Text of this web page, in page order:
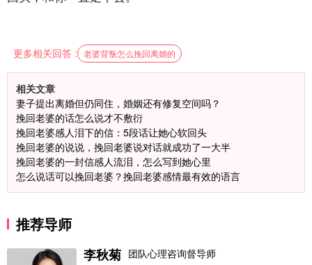
更多相关回答 : 老婆背叛怎么挽回离婚的
相关文章
妻子提出离婚但仍同住，婚姻还有修复空间吗？
挽回老婆的话怎么说才不敷衍
挽回老婆感人泪下的信：5段话让她心软回头
挽回老婆的说说，挽回老婆说对话就成功了一大半
挽回老婆的一封信感人流泪，怎么写到她心里
怎么说话可以挽回老婆？挽回老婆感情最有效的语言
推荐导师
李秋菊 团队心理咨询督导师
案